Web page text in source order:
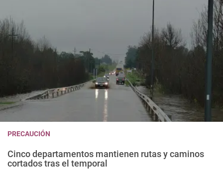
PRECAUCIÓN
Cinco departamentos mantienen rutas y caminos
cortados tras el temporal